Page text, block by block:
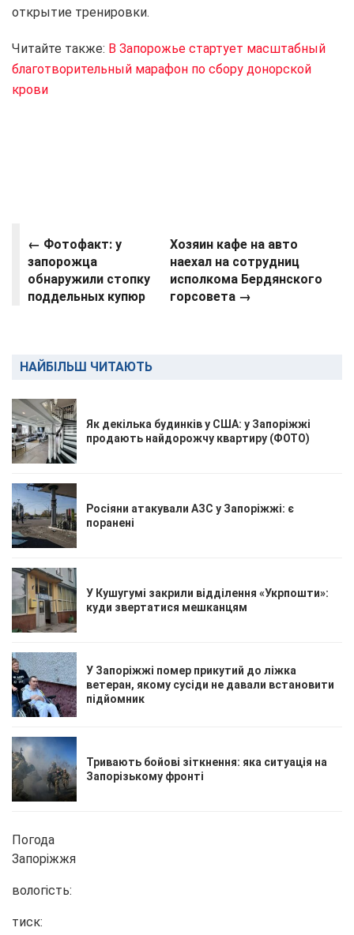
открытие тренировки.
Читайте также: В Запорожье стартует масштабный
благотворительный марафон по сбору донорской
крови
← Фотофакт: у
запорожца
обнаружили стопку
поддельных купюр
Хозяин кафе на авто
наехал на сотрудниц
исполкома Бердянского
горсовета→
НАЙБІЛЬШ ЧИТАЮТЬ
Як декілька будинків у США: у Запоріжжі
продають найдорожчу квартиру (ФОТО)
Росіяни атакували АЗС у Запоріжжі: є
поранені
У Кушугумі закрили відділення «Укрпошти»:
куди звертатися мешканцям
У Запоріжжі помер прикутий до ліжка
ветеран, якому сусіди не давали встановити
підйомник
Тривають бойові зіткнення: яка ситуація на
Запорізькому фронті
Погода
Запоріжжя
вологість:
тиск: